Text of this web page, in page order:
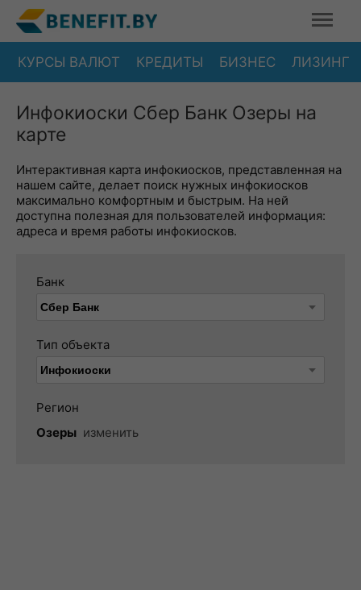
КУРСЫ ВАЛЮТ КРЕДИТЫ БИЗНЕС ЛИЗИНГ
Инфокиоски Сбер Банк Озеры на
карте
Интерактивная карта инфокиосков, представленная на
нашем сайте, делает поиск нужных инфокиосков
максимально комфортным и быстрым. На ней
доступна полезная для пользователей информация:
адреса и время работы инфокиосков.
Банк
Тип объекта
Регион
Озеры изменить